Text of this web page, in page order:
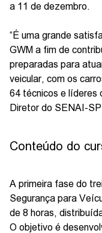
a 11 de dezembro.
“É uma grande
GWM a fim de
preparadas para
veicular, com os
64 técnicos e líderes
Diretor do SENAI-
Conteúdo do
A primeira fase do
Segurança para
de 8 horas,
O objetivo é